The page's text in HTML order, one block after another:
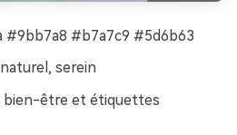
#b7a7c9 #5d6b63
serein
bien-être et étiquettes